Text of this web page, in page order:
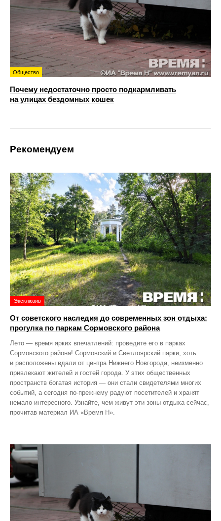
Общество
Почему недостаточно просто подкармливать
на улицах бездомных кошек
Рекомендуем
Эксклюзив
От советского наследия до современных зон отдыха:
прогулка по паркам Сормовского района
Лето — время ярких впечатлений: проведите его в парках
Сормовского района! Сормовский и Светлоярский парки, хоть
и расположены вдали от центра Нижнего Новгорода, неизменно
привлекают жителей и гостей города. У этих общественных
пространств богатая история — они стали свидетелями многих
событий, а сегодня по‑прежнему радуют посетителей и хранят
немало интересного. Узнайте, чем живут эти зоны отдыха сейчас,
прочитав материал ИА «Время Н».